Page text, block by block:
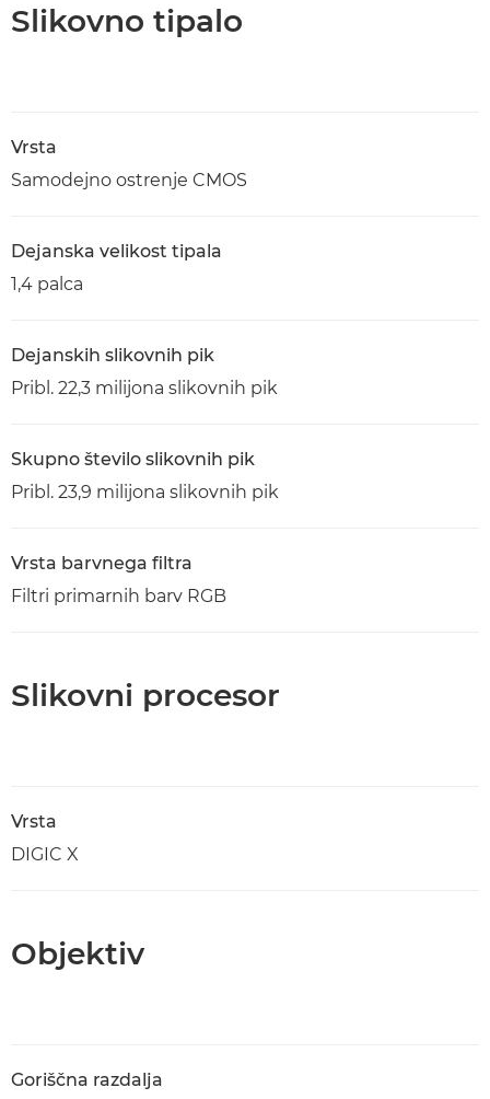
Slikovno tipalo
Vrsta
Samodejno ostrenje CMOS
Dejanska velikost tipala
1,4 palca
Dejanskih slikovnih pik
Pribl. 22,3 milijona slikovnih pik
Skupno število slikovnih pik
Pribl. 23,9 milijona slikovnih pik
Vrsta barvnega filtra
Filtri primarnih barv RGB
Slikovni procesor
Vrsta
DIGIC X
Objektiv
Goriščna razdalja